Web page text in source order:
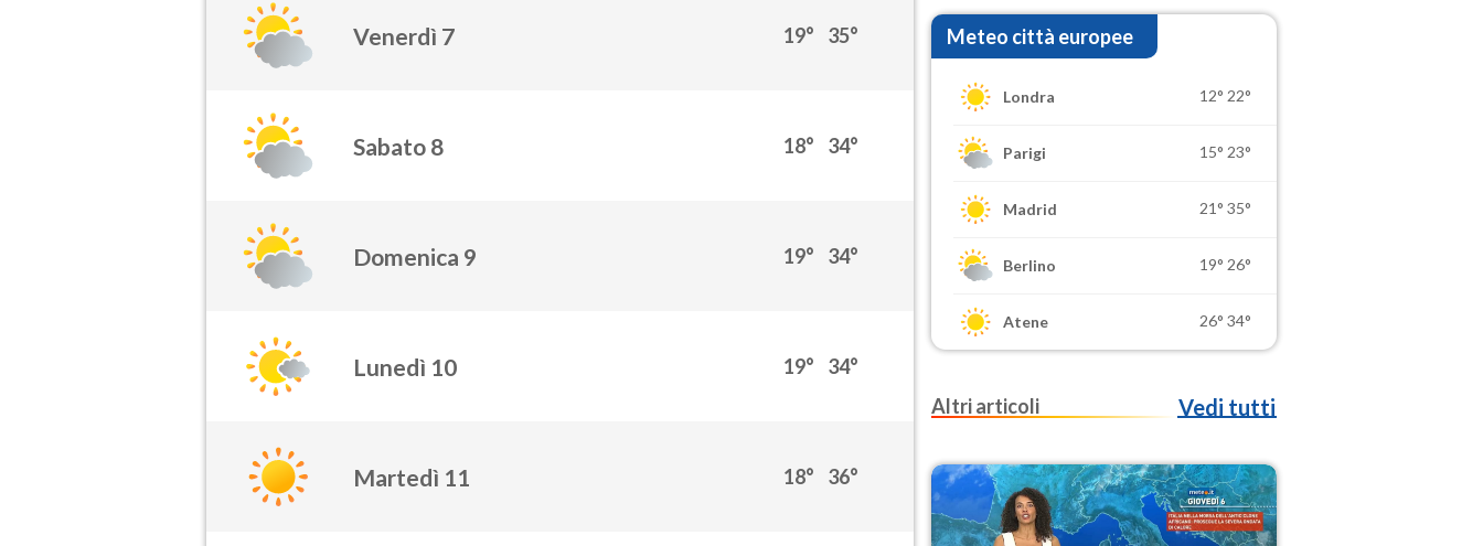
Venerdì 7 19° 35°
Sabato 8 18° 34°
Domenica 9 19° 34°
Lunedì 10 19° 34°
Martedì 11 18° 36°
Meteo città europee
Londra 12° 22°
Parigi 15° 23°
Madrid 21° 35°
Berlino 19° 26°
Atene 26° 34°
Altri articoli Vedi tutti